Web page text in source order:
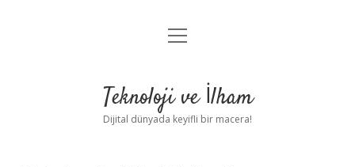
Anasayfa
Yasal Uyarı
menüyü
Teknoloji ve İlham
Dijital dünyada keyifli bir macera!